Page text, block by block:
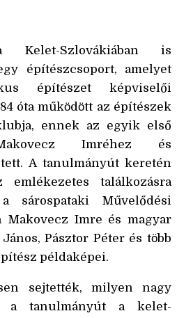
Kelet-Szlovákiában is
építészcsoport, amelyet
építészet képviselői
óta műkӧdӧtt az építészek
ennek az egyik első
Imréhez és
A tanulmányút keretén
találkozásra
sárospataki Művelődési
Makovecz Imre és magyar
Pásztor Péter és tӧbb
példaképei.
sejtették, milyen nagy
a tanulmányút a kelet-